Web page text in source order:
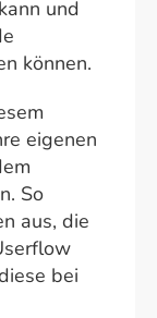
und
können.
eigenen
So
aus, die
bei